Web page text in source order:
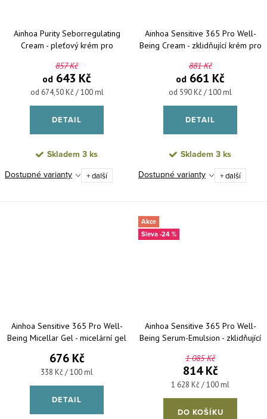
Ainhoa Purity Seborregulating
Cream - pleťový krém pro
857 Kč
od 643 Kč
Měrná cena:
od 674,50 Kč / 100 ml
DETAIL
Skladem 3 ks
Dostupné varianty + další
Ainhoa Sensitive 365 Pro Well-
Being Cream - zklidňující krém pro
881 Kč
od 661 Kč
Měrná cena:
od 590 Kč / 100 ml
DETAIL
Skladem 3 ks
Dostupné varianty + další
Ainhoa Sensitive 365 Pro Well-
Being Micellar Gel - micelární gel
676 Kč
Měrná cena:
338 Kč / 100 ml
DETAIL
Akce
-24 %
Ainhoa Sensitive 365 Pro Well-
Being Serum-Emulsion - zklidňující
50 ml
1 085 Kč
814 Kč
Měrná cena:
1 628 Kč / 100 ml
DO KOŠÍKU